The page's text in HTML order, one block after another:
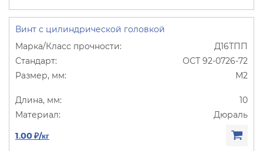
Винт с цилиндрической головкой
Д16ТПП
ОСТ 92-0726-72
М2
10
Дюраль
1.00 ₽/кг